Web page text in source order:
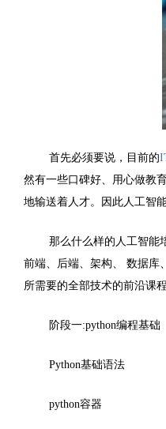
首先必须要说，目前的
然有一些口碑好、用心做教
地输送着人才。因此人工智
那么什么样的人工智能
前端、后端、架构、 数据库
所需要的全部技术的前沿课
阶段一:python编程基础
Python基础语法
python容器